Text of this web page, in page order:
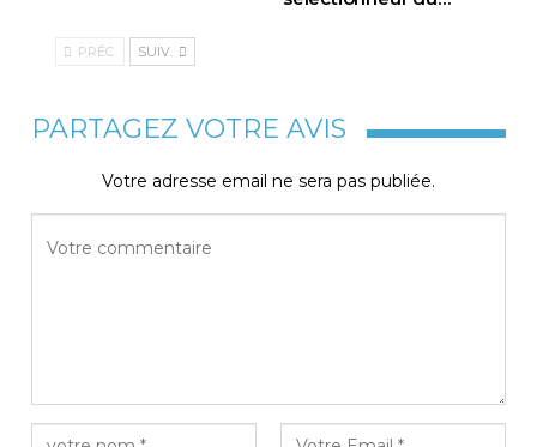
PRÉC. SUIV.
PARTAGEZ VOTRE AVIS
Votre adresse email ne sera pas publiée.